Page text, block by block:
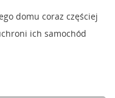
domu coraz częściej
ich samochód